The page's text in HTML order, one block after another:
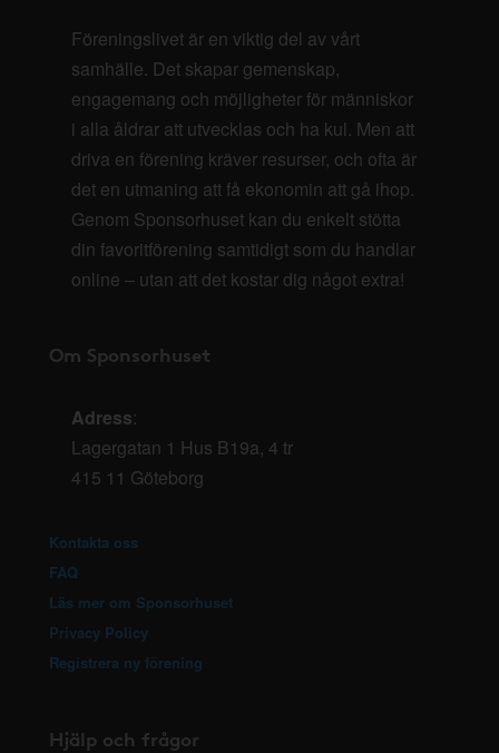
Föreningslivet är en viktig del av vårt
samhälle. Det skapar gemenskap,
engagemang och möjligheter för människor
i alla åldrar att utvecklas och ha kul. Men att
driva en förening kräver resurser, och ofta är
det en utmaning att få ekonomin att gå ihop.
Genom Sponsorhuset kan du enkelt stötta
din favoritförening samtidigt som du handlar
online – utan att det kostar dig något extra!
Om Sponsorhuset
Adress:
Lagergatan 1 Hus B19a, 4 tr
415 11 Göteborg
Kontakta oss
FAQ
Läs mer om Sponsorhuset
Privacy Policy
Registrera ny förening
Hjälp och frågor